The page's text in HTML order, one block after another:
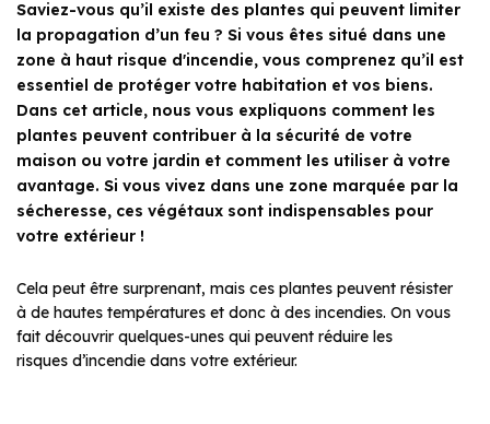
Saviez-vous qu’il existe des plantes qui peuvent limiter
la propagation d’un feu ? Si vous êtes situé dans une
zone à haut risque d'incendie, vous comprenez qu’il est
essentiel de protéger votre habitation et vos biens.
Dans cet article, nous vous expliquons comment les
plantes peuvent contribuer à la sécurité de votre
maison ou votre jardin et comment les utiliser à votre
avantage. Si vous vivez dans une zone marquée par la
sécheresse, ces végétaux sont indispensables pour
votre extérieur !
Cela peut être surprenant, mais ces plantes peuvent résister
à de hautes températures et donc à des incendies. On vous
fait découvrir quelques-unes qui peuvent réduire les
risques d’incendie dans votre extérieur.